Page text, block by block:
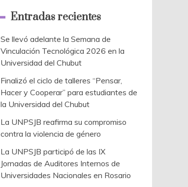
Entradas recientes
Se llevó adelante la Semana de
Vinculación Tecnológica 2026 en la
Universidad del Chubut
Finalizó el ciclo de talleres “Pensar,
Hacer y Cooperar” para estudiantes de
la Universidad del Chubut
La UNPSJB reafirma su compromiso
contra la violencia de género
La UNPSJB participó de las IX
Jornadas de Auditores Internos de
Universidades Nacionales en Rosario